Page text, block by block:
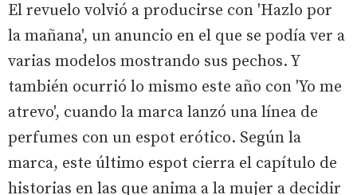
El revuelo volvió a producirse con 'Hazlo por
la mañana', un anuncio en el que se podía ver a
varias modelos mostrando sus pechos. Y
también ocurrió lo mismo este año con 'Yo me
atrevo', cuando la marca lanzó una línea de
perfumes con un espot erótico. Según la
marca, este último espot cierra el capítulo de
historias en las que anima a la mujer a decidir